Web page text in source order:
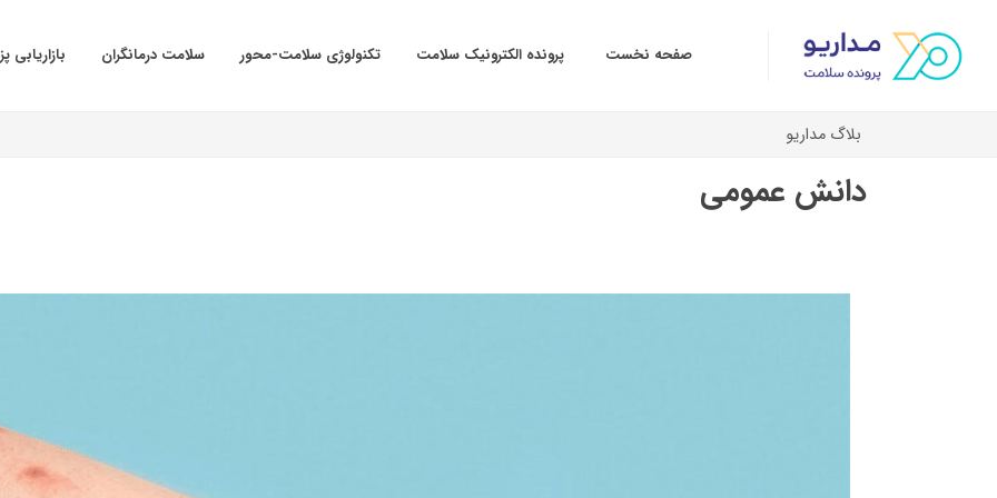
صفحه نخست پرونده الکترونیک سلامت تکنولوژی سلامت-محور سلامت درمانگران بازاریابی
بلاگ مداریو
دانش عمومی